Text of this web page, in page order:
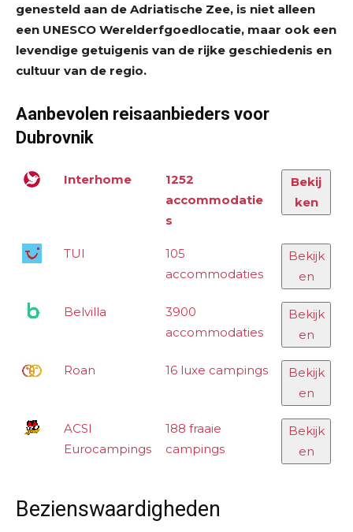
genesteld aan de Adriatische Zee, is niet alleen
een UNESCO Werelderfgoedlocatie, maar ook een
levendige getuigenis van de rijke geschiedenis en
cultuur van de regio.
Aanbevolen reisaanbieders voor
Dubrovnik
Interhome
1252
accommodatie
s
Bekij
ken
TUI
105
accommodaties
Bekijk
en
Belvilla
3900
accommodaties
Bekijk
en
Roan 16 luxe campings
Bekijk
en
ACSI
Eurocampings
188 fraaie
campings
Bekijk
en
Bezienswaardigheden